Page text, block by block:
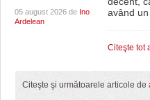
05 august 2026 de Ino
Ardelean
având
Citeşte tot
Citeşte şi următoarele articole de